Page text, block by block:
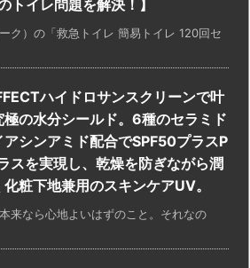
トイレ問題を解決！】
ク）の「救急トイレ 簡易トイレ 120回セ
ハイドロサンスクリーンで叶
極の水分シールド。6種のセラミド
アシンアミド配合でSPF50プラスP
スを実現し、乾燥を防ぎながら潤
化粧下地兼用のスキンケアUV。
来なら心地よいはずのこと。それなの